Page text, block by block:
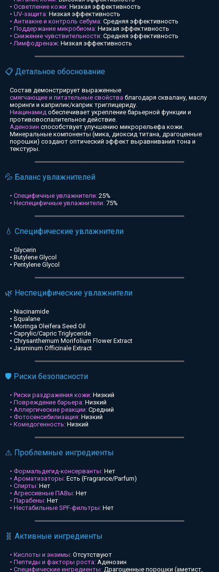
• Осветление кожи: Низкая эффективность
• UV-защита: Низкая эффективность
• Антиакне и контроль себума: Средняя эффективность
• Поддержание микробиома: Низкая эффективность
• Снижение чувствительности: Средняя эффективность
• Лимфодренаж: Низкая эффективность
📋 Детальное обоснование
Состав демонстрирует выраженные
смягчающие и питательные свойства благодаря сквалану, маслу
моринги и каприлик/каприк триглицериду.
Ниацинамид обеспечивает укрепление барьерной функции и
противовоспалительное действие.
Аденозин способствует улучшению микрорельефа кожи.
Минеральные компоненты (мика, диоксид титана, драгоценные
порошки) создают оптический эффект выравнивания тона и
текстуры.
💦 Баланс увлажнителей
• Специфичные увлажнители: 25%
• Неспецифичные увлажнители: 75%
💧 Специфические увлажнители
• Glycerin
• Butylene Glycol
• Pentylene Glycol
🌿 Неспецифические увлажнители
• Niacinamide
• Squalane
• Moringa Oleifera Seed Oil
• Caprylic/Capric Triglyceride
• Chrysanthemum Morifolium Flower Extract
• Jasminum Officinale Extract
🛡️ Риски безопасности
• Риски раздражения кожи: Низкий
• Повреждение барьера: Низкий
• Аллергические реакции: Средний
• Фотосенсибилизация: Низкий
• Комедогенность: Низкий
⚠️ Проблемные ингредиенты
• Формальдегид-консерванты: Нет
• Ароматизаторы: Есть (Fragrance/Parfum)
• Спирты: Нет
• Агрессивные ПАВы: Нет
• Парабены: Нет
• Нестабильные SPF-фильтры: Нет
🧬 Активные ингредиенты
• Кислоты и энзимы: Отсутствуют
• Пептиды и факторы роста: Аденозин
• Специфические ингредиенты: Драгоценные порошки (аметист,